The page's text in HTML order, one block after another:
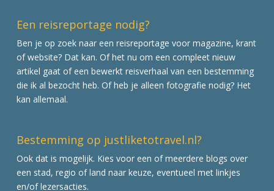
Een reisreportage nodig?
Ben je op zoek naar een reisreportage voor magazine, krant
of website? Dat kan. Of het nu om een compleet nieuw
artikel gaat of een bewerkt reisverhaal van een bestemming
die ik al bezocht heb. Of heb je alleen fotografie nodig? Het
kan allemaal.
Bestemming op justliketotravel.nl?
Ook dat is mogelijk. Kies voor een of meerdere blogs over
een stad, regio of land naar keuze, eventueel met linkjes
en/of lezersacties.